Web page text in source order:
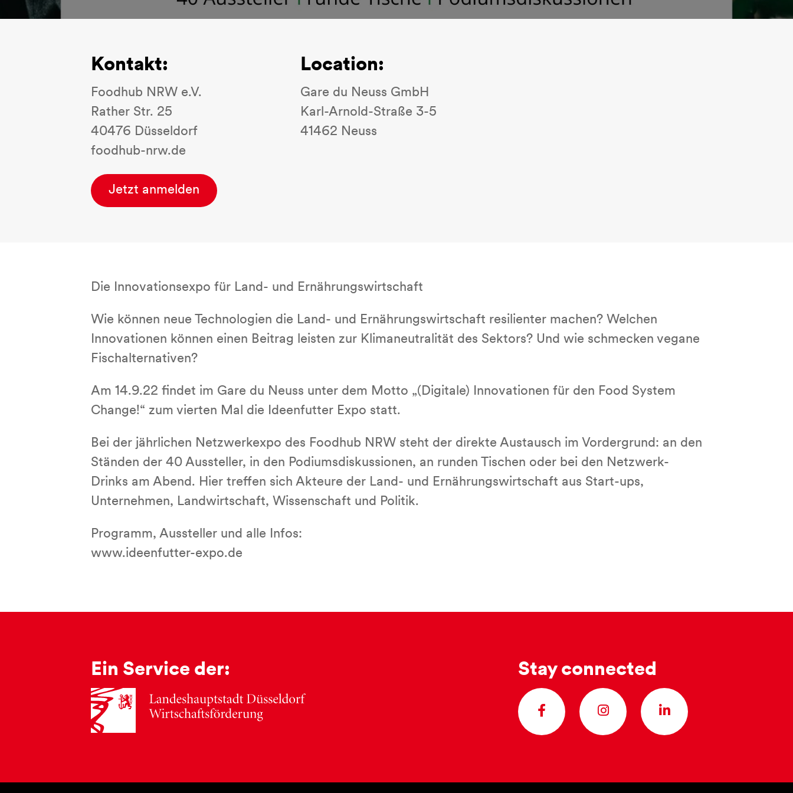
Kontakt:
Foodhub NRW e.V.
Rather Str. 25
40476 Düsseldorf
foodhub-nrw.de
Location:
Gare du Neuss GmbH
Karl-Arnold-Straße 3-5
41462 Neuss
Jetzt anmelden
Die Innovationsexpo für Land- und Ernährungswirtschaft
Wie können neue Technologien die Land- und Ernährungswirtschaft resilienter machen? Welchen
Innovationen können einen Beitrag leisten zur Klimaneutralität des Sektors? Und wie schmecken vegane
Fischalternativen?
Am 14.9.22 findet im Gare du Neuss unter dem Motto „(Digitale) Innovationen für den Food System
Change!“ zum vierten Mal die Ideenfutter Expo statt.
Bei der jährlichen Netzwerkexpo des Foodhub NRW steht der direkte Austausch im Vordergrund: an den
Ständen der 40 Aussteller, in den Podiumsdiskussionen, an runden Tischen oder bei den Netzwerk-
Drinks am Abend. Hier treffen sich Akteure der Land- und Ernährungswirtschaft aus Start-ups,
Unternehmen, Landwirtschaft, Wissenschaft und Politik.
Programm, Aussteller und alle Infos:
www.ideenfutter-expo.de
Ein Service der: Stay connected